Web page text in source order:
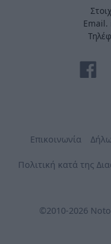
Email.
Επικοινωνία
Πολιτική κατά της
©2010-2026